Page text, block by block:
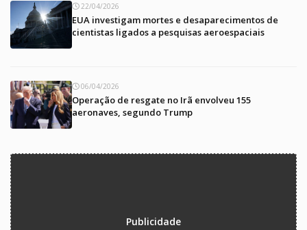
22/04/2026
EUA investigam mortes e desaparecimentos de
cientistas ligados a pesquisas aeroespaciais
06/04/2026
Operação de resgate no Irã envolveu 155
aeronaves, segundo Trump
Publicidade